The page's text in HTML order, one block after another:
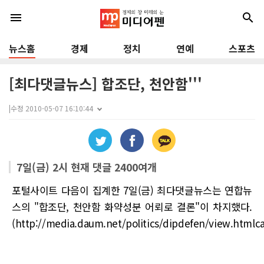
menu search
뉴스홈 경제 정치 연예 스포츠
[최다댓글뉴스] 합조단, 천안함'''
|수정 2010-05-07 16:10:44
7일(금) 2시 현재 댓글 2400여개
포털사이트 다음이 집계한 7일(금) 최다댓글뉴스는 연합뉴
스의 "합조단, 천안함 화약성분 어뢰로 결론"이 차지했다.
(http://media.daum.net/politics/dipdefen/